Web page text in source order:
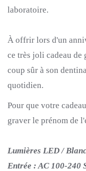
laboratoire.
À offrir lors d'un
ce très joli cadeau de
coup sûr à son
quotidien.
Pour que votre c
graver le prénom de
Lumières LED /
Entrée : AC 100-240